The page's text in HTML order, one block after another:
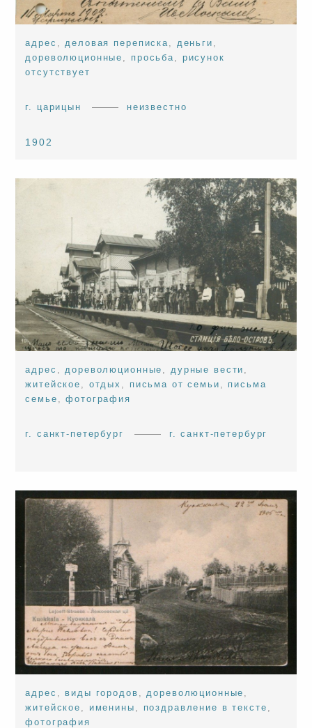
адрес деловая переписка деньги
дореволюционные
просьба
рисунок
отсутствует
г. царицын неизвестно
1902
адрес ,дореволюционные , дурные вести ,
житейское , отдых , письма от семьи , письма
семье ,фотография
г. санкт-петербург г. санкт-петербург
адрес виды городов дореволюционные
житейское
именины поздравление в тексте
фотография